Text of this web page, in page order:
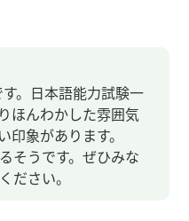
。日本語能力試験一
ほんわかした雰囲気
象があります。
そうです。ぜひみな
ださい。